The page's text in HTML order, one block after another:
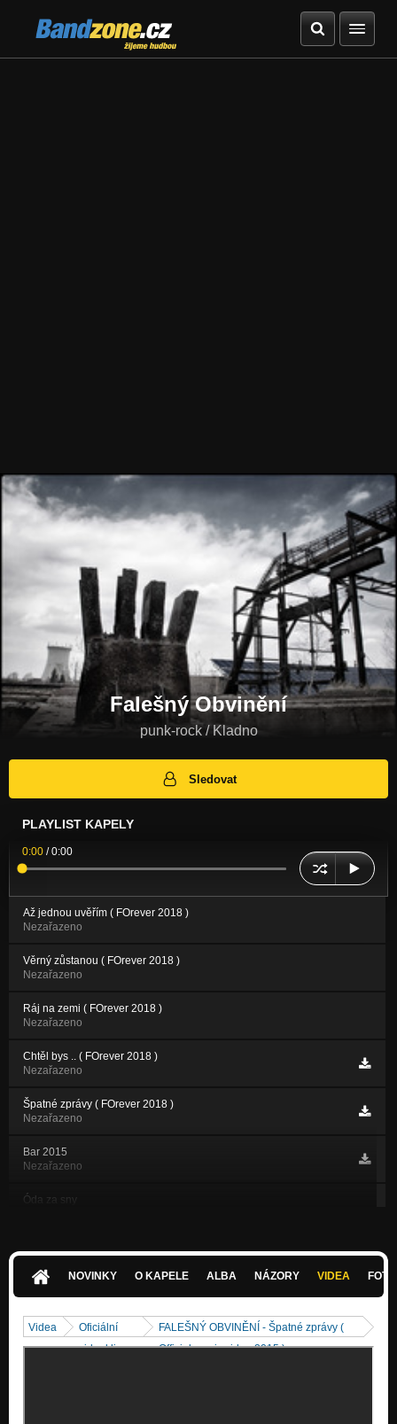
Bandzone.cz
žijeme hudbou
Falešný Obvinění
punk-rock / Kladno
Sledovat
PLAYLIST KAPELY
0:00 /0:00
Až jednou uvěřím ( FOrever 2018 )
Nezařazeno
Věrný zůstanou ( FOrever 2018 )
Nezařazeno
Ráj na zemi ( FOrever 2018 )
Nezařazeno
Chtěl bys .. ( FOrever 2018 )
Nezařazeno
Špatné zprávy ( FOrever 2018 )
Nezařazeno
Bar 2015
Nezařazeno
Óda za sny
Zrozen v Bolesti
Lék na Lidskost
NOVINKY O KAPELE ALBA NÁZORY VIDEA
Videa
Oficiální
videoklipy
FALEŠNÝ OBVINĚNÍ - Špatné zprávy (
Official music video 2015 )